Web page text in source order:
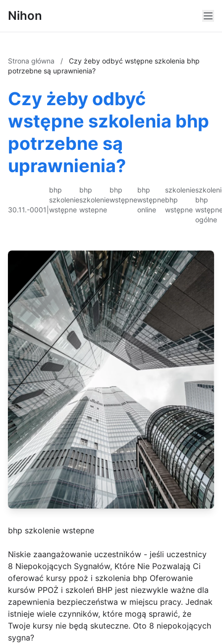
Nihon
Strona główna /
Czy żeby odbyć wstępne szkolenia bhp
potrzebne są uprawnienia?
Czy żeby odbyć
wstępne szkolenia bhp
potrzebne są
uprawnienia?
30.11.-0001
bhp
szkolenie
wstępne
bhp
szkolenie
wstepne
bhp
wstępne
bhp
wstępne
online
szkolenie
bhp
wstępne
bhp
ogólne
bhp szkolenie wstepne
Niskie zaangażowanie uczestników - jeśli uczestnicy
8 Niepokojących Sygnałów, Które Nie Pozwalają Ci
oferować kursy ppoż i szkolenia bhp Oferowanie
kursów PPOŻ i szkoleń BHP jest niezwykle ważne dla
zapewnienia bezpieczeństwa w miejscu pracy. Jednak
istnieje wiele czynników, które mogą sprawić, że
Twoje kursy nie będą skuteczne. Oto 8 niepokojących
sygna?